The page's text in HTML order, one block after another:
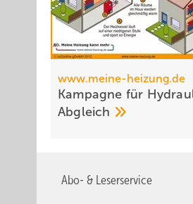
www.meine-heizung.de
Kampagne für
Abgleich
Abo- & Leserservice